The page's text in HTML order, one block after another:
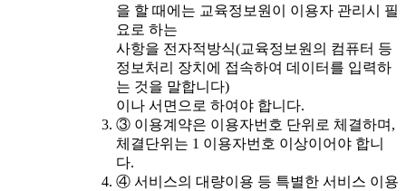
을 할 때에는 교육정보원이 이용자 관리시 필
요로 하는
사항을 전자적방식(교육정보원의 컴퓨터 등
정보처리 장치에 접속하여 데이터를 입력하
는 것을 말합니다)
이나 서면으로 하여야 합니다.
③ 이용계약은 이용자번호 단위로 체결하며,
체결단위는 1 이용자번호 이상이어야 합니
다.
④ 서비스의 대량이용 등 특별한 서비스 이용